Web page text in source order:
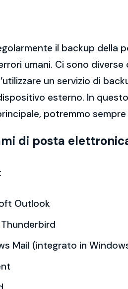
il backup della
umani. Ci sono
un servizio di
esterno. In
potremmo
di posta
:
Outlook
Mail (integrato in